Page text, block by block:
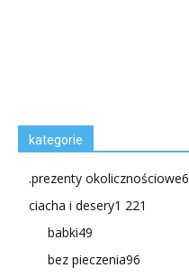
kategorie
.prezenty okolicznościowe6
ciacha i desery1 221
babki49
bez pieczenia96